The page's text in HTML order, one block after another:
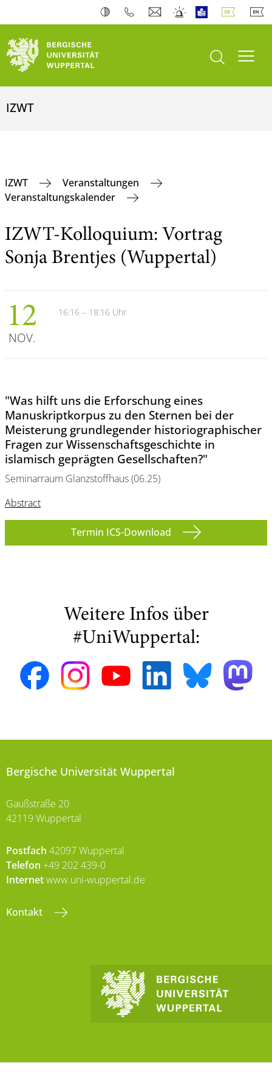
Suche öffnen
IZWT
IZWT
Veranstaltungen
Veranstaltungskalender
IZWT-Kolloquium: Vortrag
Sonja Brentjes (Wuppertal)
12
NOV.
16:16 – 18:16 Uhr
"Was hilft uns die Erforschung eines
Manuskriptkorpus zu den Sternen bei der
Meisterung grundlegender historiographischer
Fragen zur Wissenschaftsgeschichte in
islamisch geprägten Gesellschaften?"
Seminarraum Glanzstoffhaus (06.25)
Abstract
Termin ICS-Download
Weitere Infos über
#UniWuppertal:
Bergische Universität Wuppertal
Gaußstraße 20
42119 Wuppertal
Postfach 42097 Wuppertal
Telefon +49 202 439-0
Internetwww.uni-wuppertal.de
Kontakt